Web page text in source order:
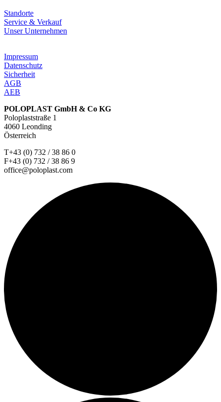
Standorte
Service & Verkauf
Unser Unternehmen
Impressum
Datenschutz
Sicherheit
AGB
AEB
POLOPLAST GmbH & Co KG
Poloplaststraße 1
4060 Leonding
Österreich
T+43 (0) 732 / 38 86 0
F+43 (0) 732 / 38 86 9
office@poloplast.com